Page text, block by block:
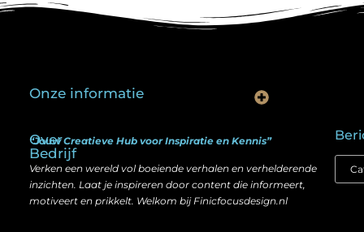
Over
Bedrijf
“Jouw Creatieve Hub voor Inspiratie en Kennis”
Verken een wereld vol boeiende verhalen en verhelderende
inzichten. Laat je inspireren door content die informeert,
motiveert en prikkelt. Welkom bij Finicfocusdesign.nl
Onze informatie